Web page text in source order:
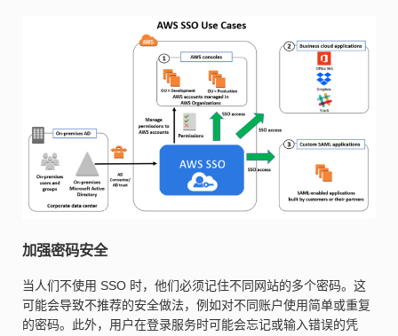
加强密码安全
当人们不使用 SSO 时，他们必须记住不同网站的多个密码。这
可能会导致不推荐的安全做法，例如对不同账户使用简单或重复
的密码。此外，用户在登录服务时可能会忘记或输入错误的凭